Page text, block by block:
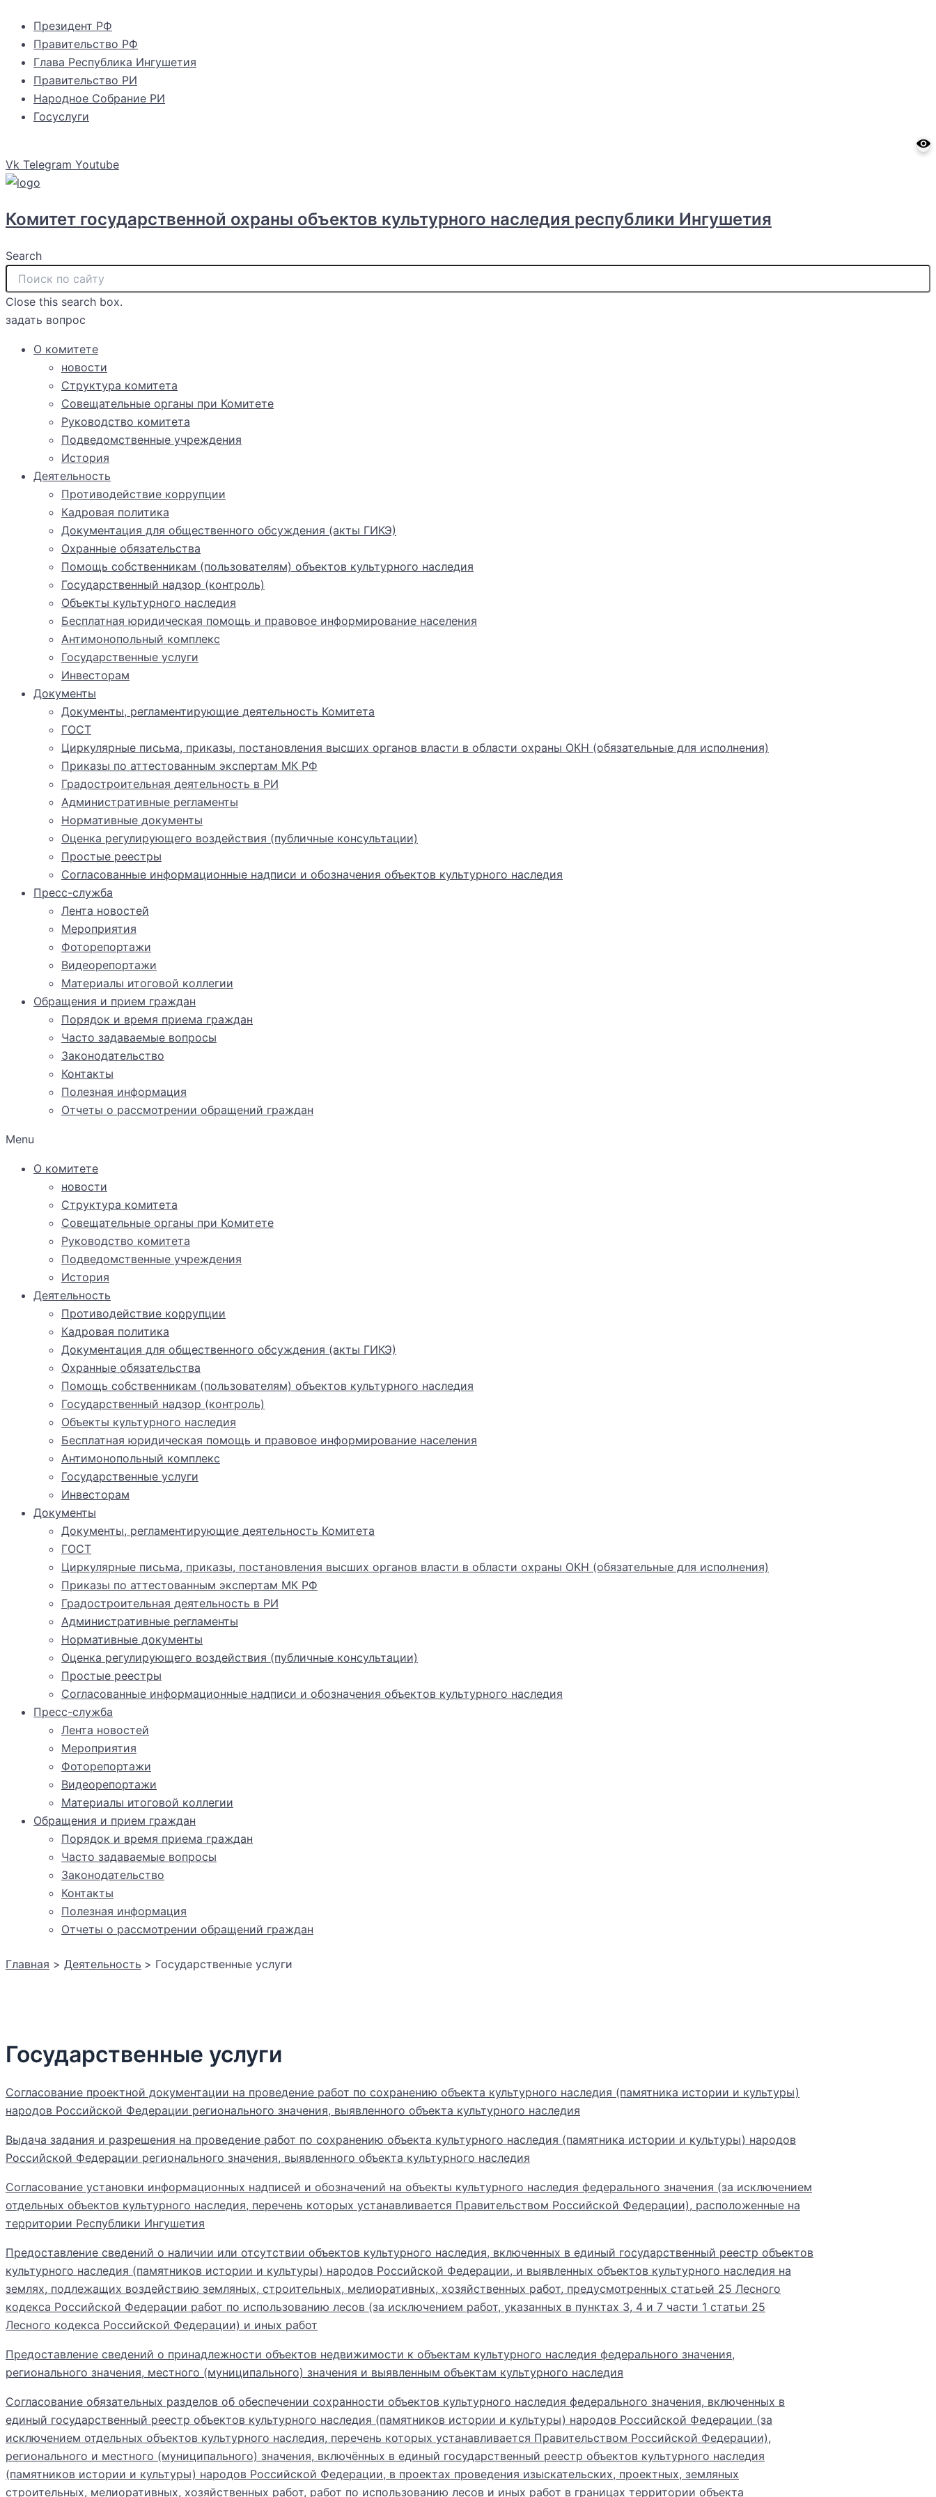
содержимому
Президент РФ
Правительство РФ
Глава Республика Ингушетия
Правительство РИ
Народное Собрание РИ
Госуслуги
Vk Telegram Youtube
Комитет государственной охраны объектов культурного наследия республики Ингушетия
Search
Close this search box.
задать вопрос
О комитете
новости
Структура комитета
Совещательные органы при Комитете
Руководство комитета
Подведомственные учреждения
История
Деятельность
Противодействие коррупции
Кадровая политика
Документация для общественного обсуждения (акты ГИКЭ)
Охранные обязательства
Помощь собственникам (пользователям) объектов культурного наследия
Государственный надзор (контроль)
Объекты культурного наследия
Бесплатная юридическая помощь и правовое информирование населения
Антимонопольный комплекс
Государственные услуги
Инвесторам
Документы
Документы, регламентирующие деятельность Комитета
ГОСТ
Циркулярные письма, приказы, постановления высших органов власти в области охраны ОКН (обязательные для исполнения)
Приказы по аттестованным экспертам МК РФ
Градостроительная деятельность в РИ
Административные регламенты
Нормативные документы
Оценка регулирующего воздействия (публичные консультации)
Простые реестры
Согласованные информационные надписи и обозначения объектов культурного наследия
Пресс-служба
Лента новостей
Мероприятия
Фоторепортажи
Видеорепортажи
Материалы итоговой коллегии
Обращения и прием граждан
Порядок и время приема граждан
Часто задаваемые вопросы
Законодательство
Контакты
Полезная информация
Отчеты о рассмотрении обращений граждан
Menu
О комитете
новости
Структура комитета
Совещательные органы при Комитете
Руководство комитета
Подведомственные учреждения
История
Деятельность
Противодействие коррупции
Кадровая политика
Документация для общественного обсуждения (акты ГИКЭ)
Охранные обязательства
Помощь собственникам (пользователям) объектов культурного наследия
Государственный надзор (контроль)
Объекты культурного наследия
Бесплатная юридическая помощь и правовое информирование населения
Антимонопольный комплекс
Государственные услуги
Инвесторам
Документы
Документы, регламентирующие деятельность Комитета
ГОСТ
Циркулярные письма, приказы, постановления высших органов власти в области охраны ОКН (обязательные для исполнения)
Приказы по аттестованным экспертам МК РФ
Градостроительная деятельность в РИ
Административные регламенты
Нормативные документы
Оценка регулирующего воздействия (публичные консультации)
Простые реестры
Согласованные информационные надписи и обозначения объектов культурного наследия
Пресс-служба
Лента новостей
Мероприятия
Фоторепортажи
Видеорепортажи
Материалы итоговой коллегии
Обращения и прием граждан
Порядок и время приема граждан
Часто задаваемые вопросы
Законодательство
Контакты
Полезная информация
Отчеты о рассмотрении обращений граждан
Главная Деятельность Государственные услуги
Государственные услуги
Согласование проектной документации на проведение работ по сохранению объекта культурного наследия (памятника истории и культуры)
народов Российской Федерации регионального значения, выявленного объекта культурного наследия
Выдача задания и разрешения на проведение работ по сохранению объекта культурного наследия (памятника истории и культуры) народов
Российской Федерации регионального значения, выявленного объекта культурного наследия
Согласование установки информационных надписей и обозначений на объекты культурного наследия федерального значения (за исключением
отдельных объектов культурного наследия, перечень которых устанавливается Правительством Российской Федерации), расположенные на
территории Республики Ингушетия
Предоставление сведений о наличии или отсутствии объектов культурного наследия, включенных в единый государственный реестр объектов
культурного наследия (памятников истории и культуры) народов Российской Федерации, и выявленных объектов культурного наследия на
землях, подлежащих воздействию земляных, строительных, мелиоративных, хозяйственных работ, предусмотренных статьей 25 Лесного
кодекса Российской Федерации работ по использованию лесов (за исключением работ, указанных в пунктах 3, 4 и 7 части 1 статьи 25
Лесного кодекса Российской Федерации) и иных работ
Предоставление сведений о принадлежности объектов недвижимости к объектам культурного наследия федерального значения,
регионального значения, местного (муниципального) значения и выявленным объектам культурного наследия
Согласование обязательных разделов об обеспечении сохранности объектов культурного наследия федерального значения, включенных в
единый государственный реестр объектов культурного наследия (памятников истории и культуры) народов Российской Федерации (за
исключением отдельных объектов культурного наследия, перечень которых устанавливается Правительством Российской Федерации),
регионального и местного (муниципального) значения, включённых в единый государственный реестр объектов культурного наследия
(памятников истории и культуры) народов Российской Федерации, в проектах проведения изыскательских, проектных, земляных
строительных, мелиоративных, хозяйственных работ, работ по использованию лесов и иных работ в границах территории объекта